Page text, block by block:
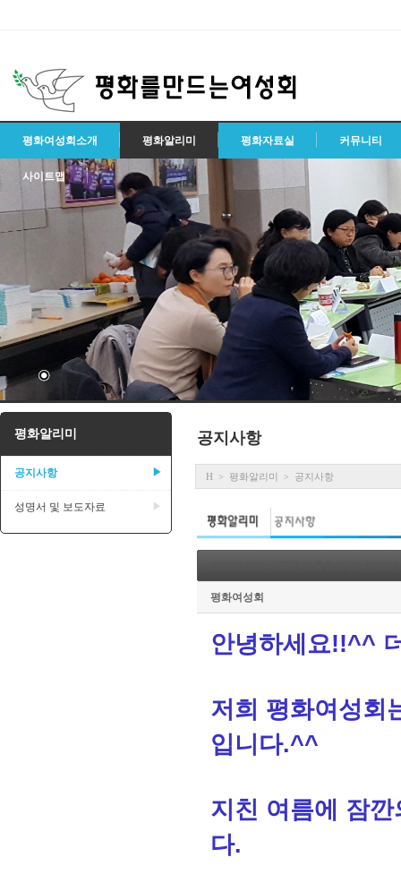
평화여성회소개 평화알리미 평화자료실 커뮤니티
사이트맵
평화알리미
공지사항 ▶
성명서 및 보도자료 ▶
공지사항
H > 평화알리미 > 공지사항
평화여성회
안녕하세요!!^^
저희 평화여성회
입니다.^^
지친 여름에 잠
다.